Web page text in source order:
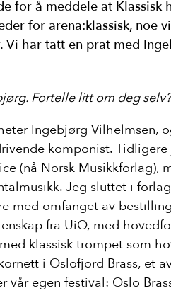
for å meddele at Klassisk
for arena:klassisk, noe
Vi har tatt en prat med
Fortelle litt om deg
Ingebjørg Vilhelmsen,
komponist.
(nå Norsk Musikkforlag),
Jeg sluttet i
med omfanget av
fra UiO, med
klassisk trompet som
i Oslofjord Brass, et
vår egen festival: Oslo